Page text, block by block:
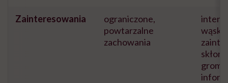
Zainteresowania
ograniczone,
powtarzalne
zachowania
wąskie